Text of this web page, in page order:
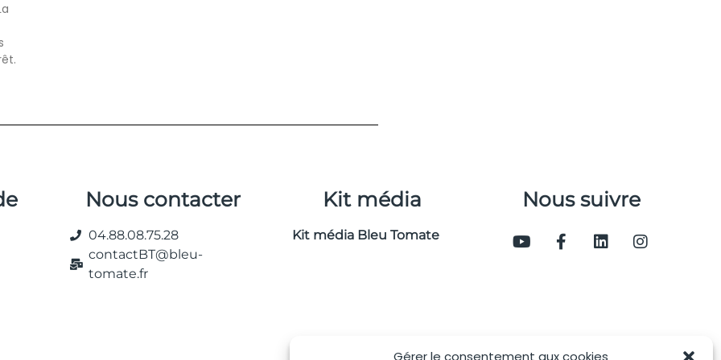
Gérer le consentement aux cookies
Nous contacter
04.88.08.75.28
contactBT@bleu-
tomate.fr
Kit média
Kit média Bleu Tomate
Nous suivre